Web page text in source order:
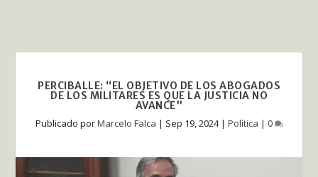
PERCIBALLE: “EL OBJETIVO DE LOS ABOGADOS
DE LOS MILITARES ES QUE LA JUSTICIA NO
AVANCE”
Publicado porMarcelo Falca | Sep 19, 2024| Política | 0